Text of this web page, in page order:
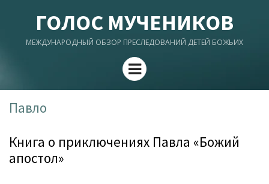
ГОЛОС МУЧЕНИКОВ
МЕЖДУНАРОДНЫЙ ОБЗОР ПРЕСЛЕДОВАНИЙ ДЕТЕЙ БОЖЬИХ
Menu
Павло
Книга о приключениях Павла «Божий
апостол»